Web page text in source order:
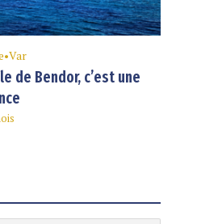
•Var
de Bendor, c’est une